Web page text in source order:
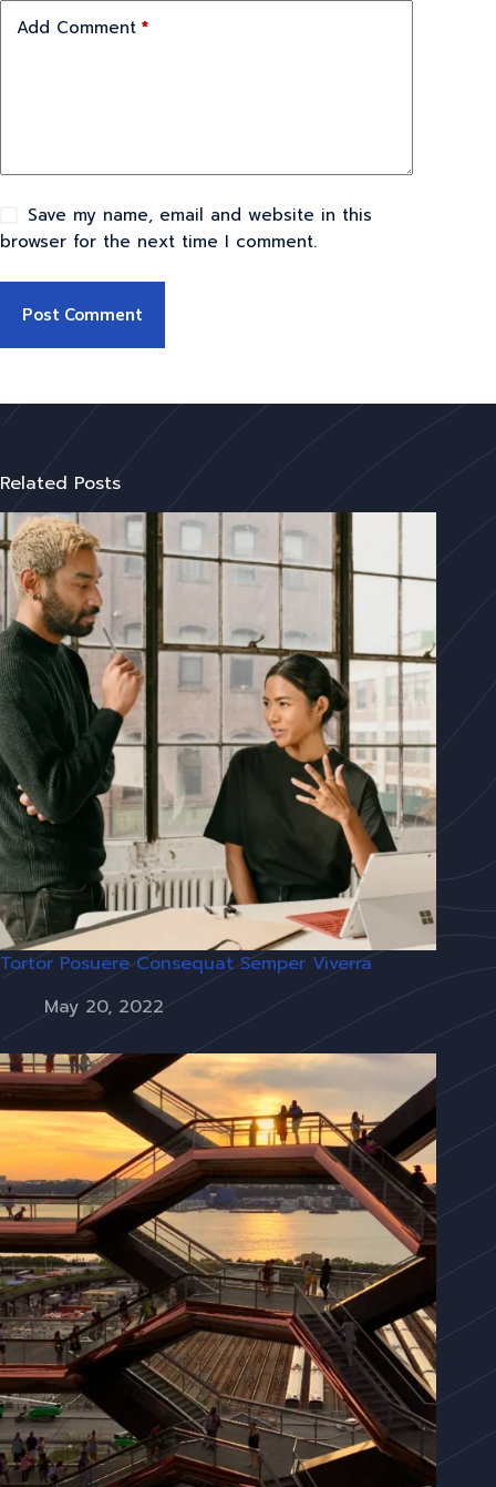
Add Comment *
Save my name, email and website in this
browser for the next time I comment.
Post Comment
Related Posts
Tortor Posuere Consequat Semper Viverra
May 20, 2022